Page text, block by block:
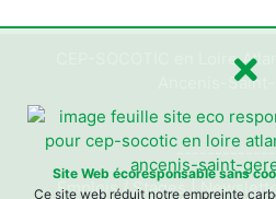
Site Web écoresponsable sans
Ce site web réduit notre empreinte
CEP-SOCOTIC en Loire
Ancenis-Saint-
Emplois / Stages|